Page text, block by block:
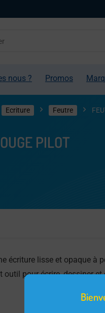
nous ? Promos
Ecriture Feutre
PILOT
écriture lisse et opaque à
pour écrire, dessiner